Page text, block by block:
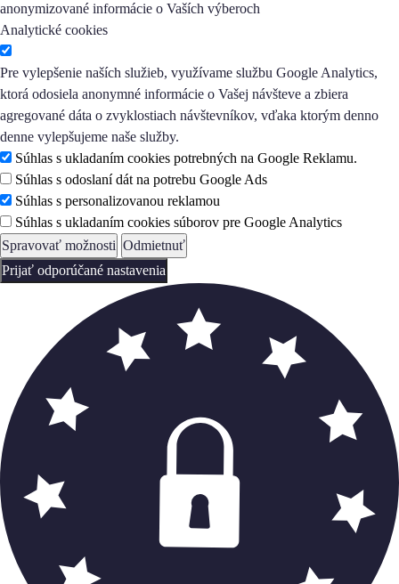
anonymizované informácie o Vaších výberoch
Analytické cookies
Pre vylepšenie naších služieb, využívame službu Google Analytics,
ktorá odosiela anonymné informácie o Vašej návšteve a zbiera
agregované dáta o zvyklostiach návštevníkov, vďaka ktorým denno
denne vylepšujeme naše služby.
Súhlas s ukladaním cookies potrebných na Google Reklamu.
Súhlas s odoslaní dát na potrebu Google Ads
Súhlas s personalizovanou reklamou
Súhlas s ukladaním cookies súborov pre Google Analytics
Spravovať možnosti Odmietnuť
Prijať odporúčané nastavenia